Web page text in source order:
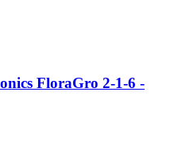
FloraGro 2-1-6 -